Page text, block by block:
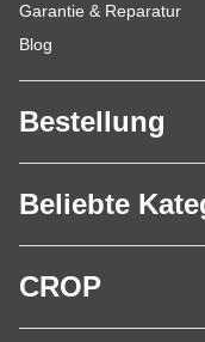
Garantie & Reparatur
Blog
Bestellung
Beliebte
CROP